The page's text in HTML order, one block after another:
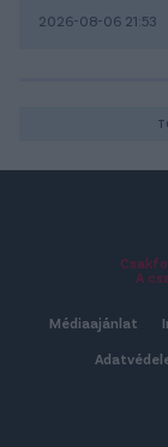
2026-08-06 21:53
A
Médiaajánlat